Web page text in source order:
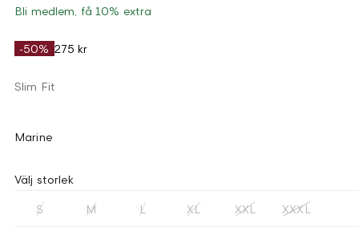
Bli medlem, få 10% extra
-50% 275 kr
Slim Fit
Marine
Välj storlek
S M L XL XXL XXXL